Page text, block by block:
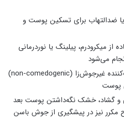
ضدالتهاب برای تسکین پوست و
از میکرودرم، پیلینگ یا نوردرمانی
می‌شود
استفاده منظم از مرطوب‌کننده غیرجوش‌زا (non-comedogenic)
پوست
و گشاد، خشک نگه‌داشتن پوست بعد
مکرر نیز در پیشگیری از جوش باسن